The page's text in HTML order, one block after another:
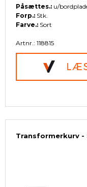
Påsættes.: u/
Forp.: Stk.
Farve.: Sort
Artnr.: 118815
Transformerkurv -